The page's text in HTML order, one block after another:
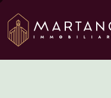
Aggiungi
titolo